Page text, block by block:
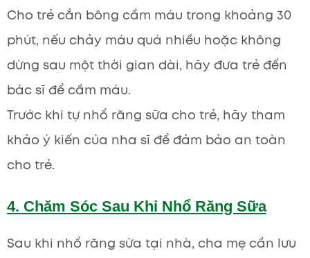
Cho trẻ cắn bông cầm máu trong khoảng 30
phút, nếu chảy máu quá nhiều hoặc không
dừng sau một thời gian dài, hãy đưa trẻ đến
bác sĩ để cầm máu.
Trước khi tự nhổ răng sữa cho trẻ, hãy tham
khảo ý kiến của nha sĩ để đảm bảo an toàn
cho trẻ.
4. Chăm Sóc Sau Khi Nhổ Răng Sữa
Sau khi nhổ răng sữa tại nhà, cha mẹ cần lưu